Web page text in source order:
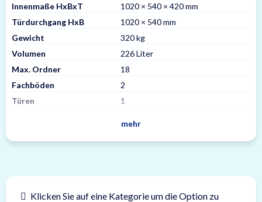
Innenmaße HxBxT
1020 × 540 × 420 mm
Türdurchgang HxB
1020 × 540 mm
Gewicht
320 kg
Volumen
226 Liter
Max. Ordner
18
Fachböden
2
Türen
1
mehr
Klicken Sie auf eine Kategorie um die Option zu